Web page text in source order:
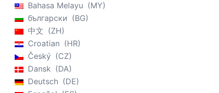
Bahasa Melayu
MY
български
BG
中文
ZH
Croatian
HR
Český
CZ
Dansk
DA
Deutsch
DE